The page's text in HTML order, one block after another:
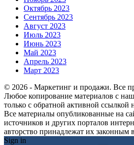
Октябрь 2023
Сентябрь 2023
Август 2023
Июль 2023
Июнь 2023
Май 2023
Апрель 2023
Март 2023
© 2026 - Маркетинг и продажи. Все
Любое копирование материалов с
только с обратной активной ссылкой
Все материалы опубликованные на
источников и других порталов
авторство принадлежат их законным
Sign in